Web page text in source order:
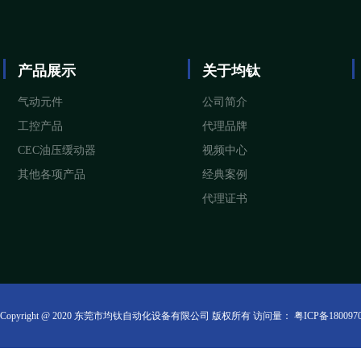
产品展示
气动元件
工控产品
CEC油压缓动器
其他各项产品
关于均钛
公司简介
代理品牌
视频中心
经典案例
代理证书
Copyright @ 2020 东莞市均钛自动化设备有限公司 版权所有 访问量： 粤ICP备